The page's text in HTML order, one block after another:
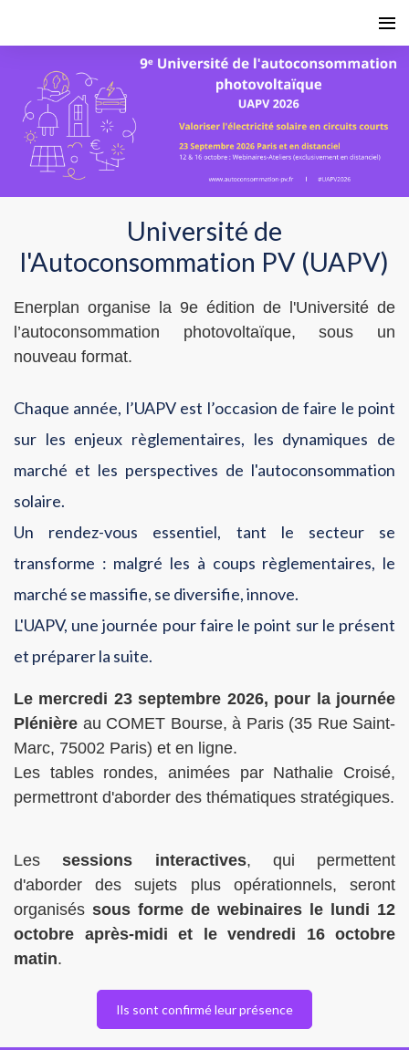
Université de
l'Autoconsommation PV (UAPV)
Enerplan organise la 9e édition de l'Université de
l’autoconsommation photovoltaïque, sous un
nouveau format.
Chaque année, l’UAPV est l’occasion de faire le point
sur les enjeux règlementaires, les dynamiques de
marché et les perspectives de l'autoconsommation
solaire.
Un rendez-vous essentiel, tant le secteur se
transforme : malgré les à coups règlementaires, le
marché se massifie, se diversifie, innove.
L'UAPV, une journée pour faire le point sur le présent
et préparer la suite.
Le mercredi 23 septembre 2026, pour la journée
Plénière au COMET Bourse, à Paris (35 Rue Saint-
Marc, 75002 Paris) et en ligne.
Les tables rondes, animées par Nathalie Croisé,
permettront d'aborder des thématiques stratégiques.
Lessessions interactives, qui permettent
d'aborder des sujets plus opérationnels, seront
organisés sous forme de webinaires le lundi 12
octobre après-midi et le vendredi 16 octobre
matin.
Ils sont confirmé leur présence